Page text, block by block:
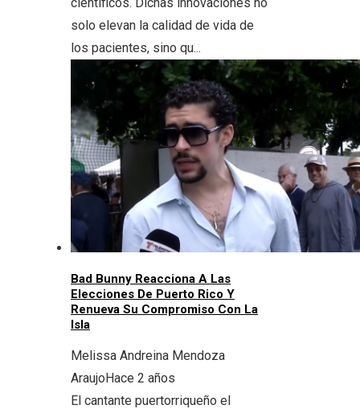
solo elevan la calidad de vida de
los pacientes, sino qu...
Bad Bunny Reacciona A Las
Elecciones De Puerto Rico Y
Renueva Su Compromiso Con La
Isla
Melissa Andreina Mendoza
AraujoHace 2 años
El cantante puertorriqueño el